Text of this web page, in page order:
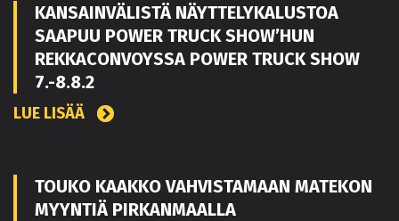
KANSAINVÄLISTÄ NÄYTTELYKALUSTOA
SAAPUU POWER TRUCK SHOW’HUN
REKKACONVOYSSA POWER TRUCK SHOW
7.-8.8.2
LUE LISÄÄ
TOUKO KAAKKO VAHVISTAMAAN MATEKON
MYYNTIÄ PIRKANMAALLA